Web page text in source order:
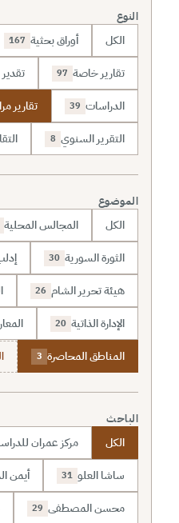
النوع
الكل أوراق بحثية 167
تقارير خاصة 97
الدراسات 39 تقارير
التقرير السنوي 8
الموضوع
الكل المجالس المحلية
الثورة السورية 30
هيئة تحرير الشام 26
الإدارة الذاتية 20
المناطق المحاصرة 3
الباحث
الكل مركز عمران
ساشا العلو 31 أيمن
محسن المصطفى 29